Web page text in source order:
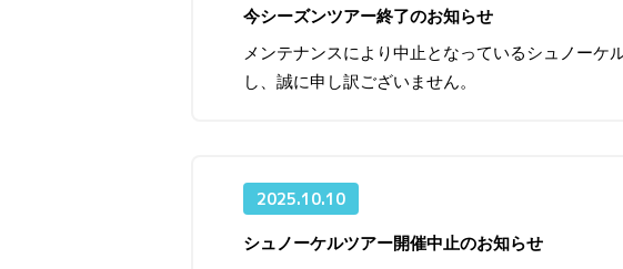
今シーズンツアー終了のお知らせ
メンテナンスにより中止となっているシュノー
し、誠に申し
2025.10.10
シュノーケルツアー開催中止のお知らせ